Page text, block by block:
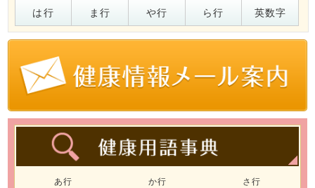
は行 ま行 や行 ら行 英数字
あ行 か行
さ行